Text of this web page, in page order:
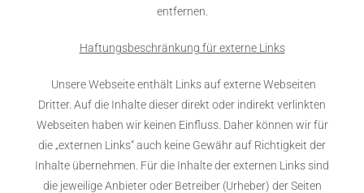
entfernen.
Haftungsbeschränkung für externe Links
Unsere Webseite enthält Links auf externe Webseiten
Dritter. Auf die Inhalte dieser direkt oder indirekt verlinkten
Webseiten haben wir keinen Einfluss. Daher können wir für
die „externen Links“ auch keine Gewähr auf Richtigkeit der
Inhalte übernehmen. Für die Inhalte der externen Links sind
die jeweilige Anbieter oder Betreiber (Urheber) der Seiten